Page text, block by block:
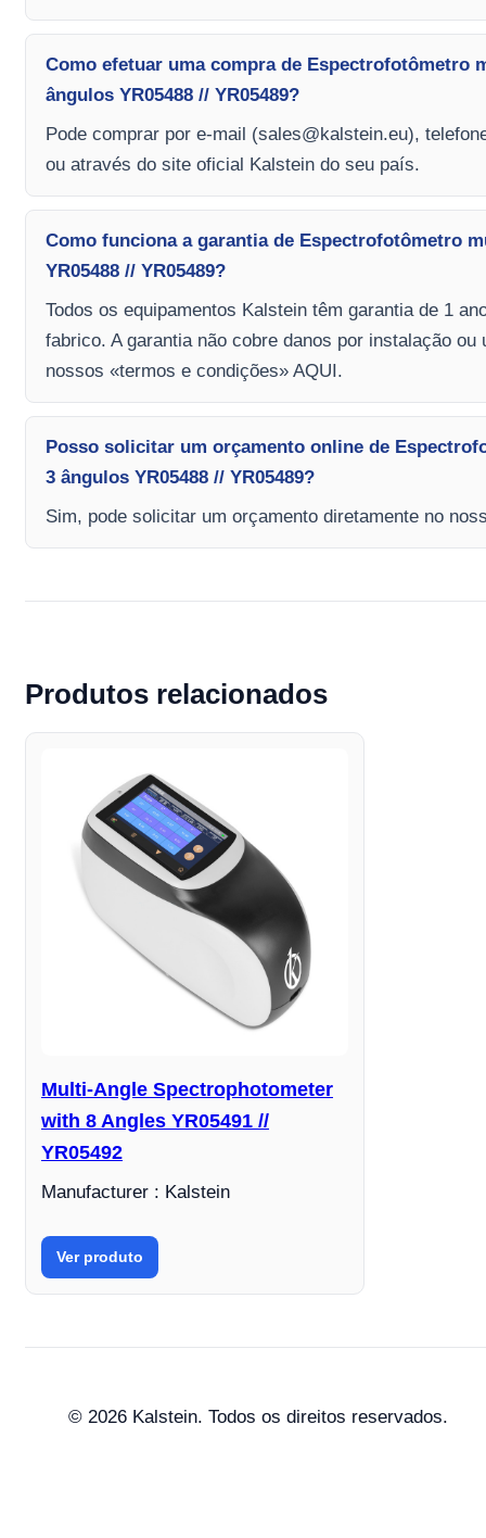
Como efetuar uma compra de Espectrofotômetro
ângulos YR05488 // YR05489?
Pode comprar por e-mail (sales@kalstein.eu),
ou através do site oficial Kalstein do seu país.
Como funciona a garantia de Espectrofotômetro
YR05488 // YR05489?
Todos os equipamentos Kalstein têm garantia de 1
fabrico. A garantia não cobre danos por instalação ou
nossos «termos e condições» AQUI.
Posso solicitar um orçamento online de
3 ângulos YR05488 // YR05489?
Sim, pode solicitar um orçamento diretamente no
Produtos relacionados
Multi-Angle Spectrophotometer
with 8 Angles YR05491 //
YR05492
Manufacturer : Kalstein
Ver produto
© 2026 Kalstein. Todos os direitos reservados.